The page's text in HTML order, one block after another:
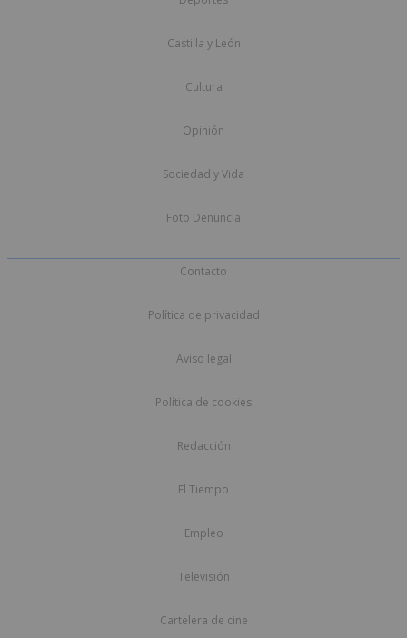
Castilla y León
Cultura
Opinión
Sociedad y Vida
Foto Denuncia
Contacto
Política de privacidad
Aviso legal
Política de cookies
Redacción
El Tiempo
Empleo
Televisión
Cartelera de cine